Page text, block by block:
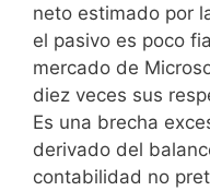
neto estimado por
el pasivo es poco
mercado de
diez veces sus
Es una brecha
derivado del
contabilidad no